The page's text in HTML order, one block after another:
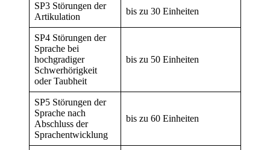
SP3 Störungen der
Artikulation
bis zu 30 Einheiten
SP4 Störungen der
Sprache bei
hochgradiger
Schwerhörigkeit
oder Taubheit
bis zu 50 Einheiten
SP5 Störungen der
Sprache nach
Abschluss der
Sprachentwicklung
bis zu 60 Einheiten